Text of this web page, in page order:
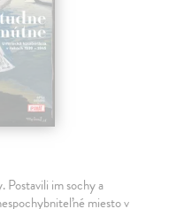
Postavili im sochy a
miesto v